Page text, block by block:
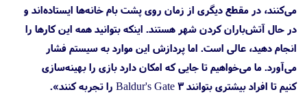
می‌کنند، در مقطع دیگری از زمان روی پشت بام خانه‌ها ایستاده‌اند و
در حال آتش‌باران کردن شهر هستند. اینکه بتوانید همه این کارها را
انجام دهید، عالی است. اما پردازش این موارد به سیستم فشار
می‌آورد. ما می‌خواهیم تا جایی که امکان دارد بازی را بهینه‌سازی
کنیم تا افراد بیشتری بتوانند Baldur's Gate 3 را تجربه کنند».